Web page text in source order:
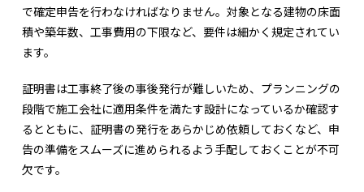
で確定申告を行わなければなりません。対象となる建物の床面
積や築年数、工事費用の下限など、要件は細かく規定されてい
ます。
証明書は工事終了後の事後発行が難しいため、プランニングの
段階で施工会社に適用条件を満たす設計になっているか確認す
るとともに、証明書の発行をあらかじめ依頼しておくなど、申
告の準備をスムーズに進められるよう手配しておくことが不可
欠です。